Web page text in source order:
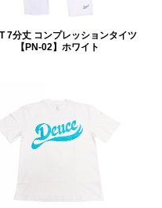
7分丈 コンプレッションタイツ
【PN-02】ホワイト